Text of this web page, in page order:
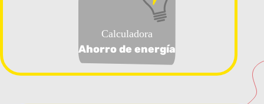
Calculadora
Ahorro de energía